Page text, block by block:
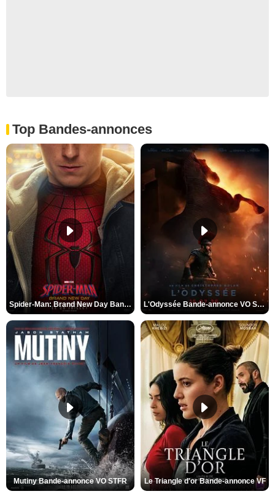
Top Bandes-annonces
Spider-Man: Brand New Day Bande-annonce VO STFR L'Odyssée Bande-annonce VO STFR
Mutiny Bande-annonce VO STFR Le Triangle d'or Bande-annonce VF